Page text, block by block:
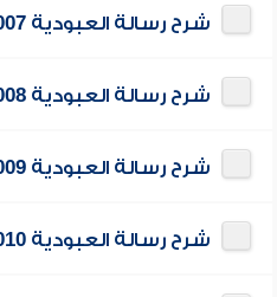
شرح رسالة العبودية 007
شرح رسالة العبودية 008
شرح رسالة العبودية 009
شرح رسالة العبودية 010